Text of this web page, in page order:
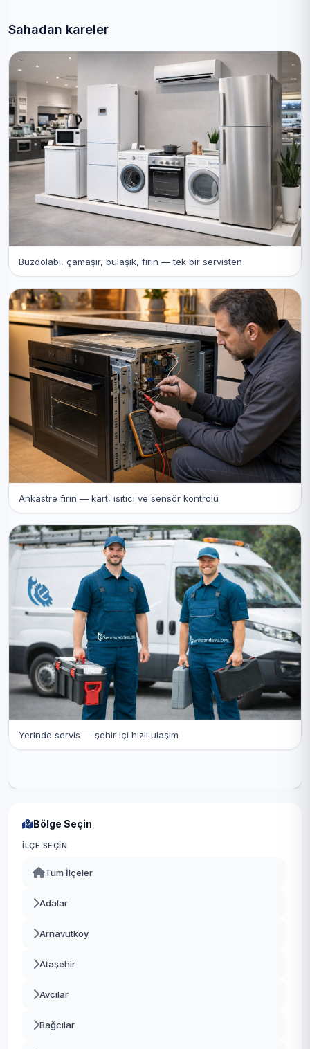
Sahadan kareler
Buzdolabı, çamaşır, bulaşık, fırın — tek bir servisten
Ankastre fırın — kart, ısıtıcı ve sensör kontrolü
Yerinde servis — şehir içi hızlı ulaşım
Bölge Seçin
İLÇE SEÇIN
Tüm İlçeler
Adalar
Arnavutköy
Ataşehir
Avcılar
Bağcılar